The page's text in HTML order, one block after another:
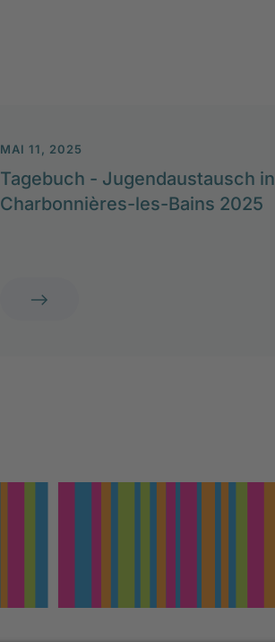
MAI 11, 2025
Tagebuch - Jugendaustausch in
Charbonnières-les-Bains 2025